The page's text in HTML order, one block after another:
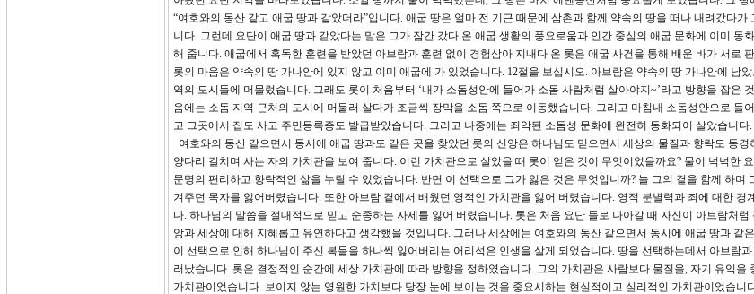
“여호와의 동산 같고 애굽 땅과 같았더라”입니다. 애굽 땅은 얼마 전 기근 때문에 삼촌과 함께 약속의 땅을 떠나 내려갔다가
니다. 그런데 요단이 애굽 땅과 같았다는 말은 그가 잠간 갔다 온 애굽 생활의 풍요로움과 인간 중심의 애굽 문화에 이미 동
해 줍니다. 애굽에서 혹독한 훈련을 받았던 아브람과 훈련 없이 경험삼아 지내다 온 롯은 애굽 사건을 통해 배운 바가 서로
롯의 마음은 약속의 땅 가나안에 있지 않고 이미 애굽에 가 있었습니다. 12절을 보십시오. 아브람은 약속의 땅 가나안에 남았
역의 도시들에 머물렀습니다. 그래도 롯이 처음부터 ‘내가 소돔성안에 들어가 소돔 사람처럼 살아야지~’라고 방향을 잡은
음에는 소돔 지역 근처의 도시에 머물러 살다가 조금씩 장막을 소돔 쪽으로 이동했습니다. 그리고 마침내 소돔성안으로 들
고 그곳에서 집도 사고 주민등록증도 발급받았습니다. 그리고 나중에는 죄악된 소돔성 문화에 완전히 동화되어 살았습니다.
여호와의 동산 같으면서 동시에 애굽 땅과도 같은 곳을 찾았던 롯의 신앙은 하나님도 믿으면서 세상의 물질과 향락도 동경
양다리 걸치며 사는 자의 가치관을 보여 줍니다. 이런 가치관으로 살았을 때 롯이 얻은 것이 무엇이었을까요? 물이 넉넉한
문명의 편리하고 향락적인 삶을 누릴 수 있었습니다. 반면 이 선택으로 그가 잃은 것은 무엇입니까? 늘 그의 곁을 함께 하며
겨주던 목자를 잃어버렸습니다. 또한 아브람 곁에서 배웠던 영적인 가치관을 잃어 버렸습니다. 영적 분별력과 죄에 대한 경
다. 하나님의 말씀을 절대적으로 믿고 순종하는 자세를 잃어 버렸습니다. 롯은 처음 요단 들로 나아갈 때 자신이 아브람처럼
앙과 세상에 대해 지혜롭고 유연하다고 생각했을 것입니다. 그러나 세상에는 여호와의 동산 같으면서 동시에 애굽 땅과 같
이 선택으로 인해 하나님이 주신 복들을 하나씩 잃어버리는 어리석은 인생을 살게 되었습니다. 땅을 선택하는데서 아브람
러났습니다. 롯은 결정적인 순간에 세상 가치관에 따라 방향을 정하였습니다. 그의 가치관은 사람보다 물질을, 자기 유익을
가치관이었습니다. 보이지 않는 영원한 가치보다 당장 눈에 보이는 것을 중요시하는 현실적이고 실리적인 가치관이었습니